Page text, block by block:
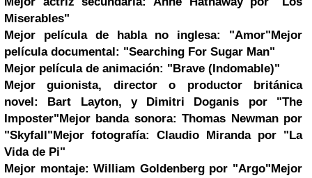
Miserables"
Mejor película de habla no inglesa:
"Amor"Mejor
película documental: "Searching For Sugar Man"
Mejor película de animación: "Brave (Indomable)"
Mejor guionista, director o productor británica
novel:
Bart Layton, y Dimitri Doganis por "The
Imposter"Mejor banda sonora: Thomas Newmanpor
"Skyfall"Mejor fotografía:
Claudio Miranda por "La
Vida de Pi"
Mejor montaje: William Goldenberg por "Argo"Mejor